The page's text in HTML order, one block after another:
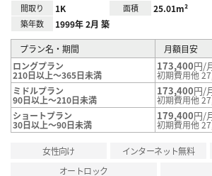
間取り 1K 面積 25.01m²
築年数 1999年 2月 築
プラン名・期間
月額目安
ロングプラン
210日以上～365日未満
173,400円/
初期費用他
ミドルプラン
90日以上～210日未満
173,400円/
初期費用他
ショートプラン
30日以上～90日未満
179,400円/
初期費用他
女性向け インターネット無料
オートロック